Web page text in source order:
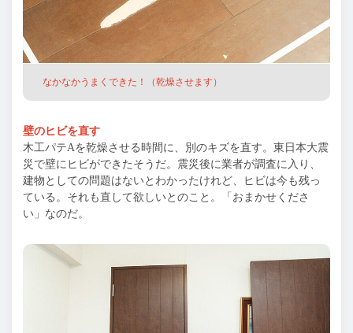
なかなかうまくできた！（乾燥させます）
壁のヒビを直す
木工パテAを乾燥させる時間に、別のキズを直す。東日本大震
災で壁にヒビができたそうだ。震災後に業者が調査に入り、
建物としての問題はないとわかったけれど、ヒビは今も残っ
ている。それも直して欲しいとのこと。「おまかせくださ
い」なのだ。